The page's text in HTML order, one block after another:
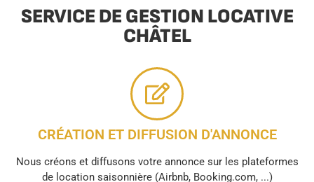
SERVICE DE GESTION LOCATIVE
CHÂTEL
CRÉATION ET DIFFUSION D'ANNONCE
Nous créons et diffusons votre annonce sur les plateformes
de location saisonnière (Airbnb, Booking.com, ...)